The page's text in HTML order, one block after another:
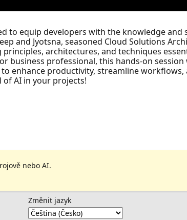
to equip developers with the knowledge
and Jyotsna, seasoned Cloud Solutions
architectures, and techniques
business professional, this hands-on
enhance productivity, streamline
AI in your projects!
nebo AI.
Změnit jazyk